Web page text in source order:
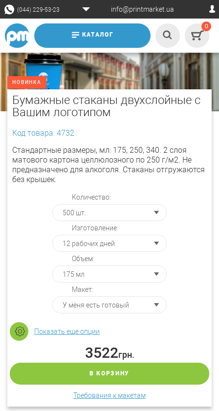
(044) 229-53-23 info@printmarket.ua
КАТАЛОГ
0
Бумажные стаканы двухслойные с
Вашим логотипом
Код товара: 4732
Стандартные размеры, мл: 175, 250, 340. 2 слоя
матового картона целлюлозного по 250 г/м2. Не
предназначено для алкоголя. Стаканы отгружаются
без крышек.
Количество:
Изготовление:
Объем:
Макет:
Показать еще опции
3522грн.
В КОРЗИНУ
Требования к макетам
НОВИНКА